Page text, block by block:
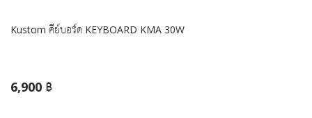
Kustom คีย์บอร์ด KEYBOARD KMA 30W
6,900 ฿